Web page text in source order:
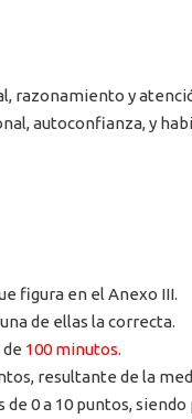
razonamiento y
autoconfianza, y
figura en el Anexo III.
de ellas la correcta.
100 minutos.
resultante de la
0 a 10 puntos,